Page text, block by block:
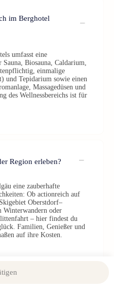
im Berghotel
umfasst eine
Sauna, Biosauna, Caldarium,
einmalige
und Tepidarium sowie einen
Massagedüsen und
des Wellnessbereichs ist für
Region erleben?
eine zauberhafte
Ob actionreich auf
Oberstdorf–
oder
– hier findest du
Familien, Genießer und
auf ihre Kosten.